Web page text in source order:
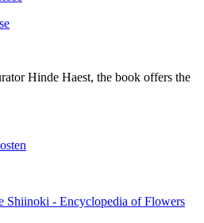
Hinde Haest, the book offers the